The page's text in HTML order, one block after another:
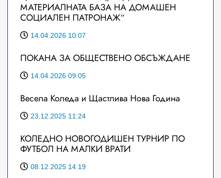
МАТЕРИАЛНАТА БАЗА НА ДОМАШЕН
СОЦИАЛЕН ПАТРОНАЖ“
14.04.2026 10:07
ПОКАНА ЗА ОБЩЕСТВЕНО ОБСЪЖДАНЕ
14.04.2026 09:05
Весела Коледа и Щастлива Нова Година
23.12.2025 11:24
КОЛЕДНО НОВОГОДИШЕН ТУРНИР ПО
ФУТБОЛ НА МАЛКИ ВРАТИ
08.12.2025 14:19